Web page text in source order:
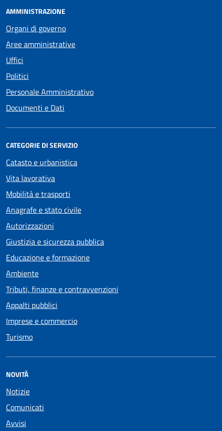
AMMINISTRAZIONE
Organi di governo
Aree amministrative
Uffici
Politici
Personale Amministrativo
Documenti e Dati
CATEGORIE DI SERVIZIO
Catasto e urbanistica
Vita lavorativa
Mobilità e trasporti
Anagrafe e stato civile
Autorizzazioni
Giustizia e sicurezza pubblica
Educazione e formazione
Ambiente
Tributi, finanze e contravvenzioni
Appalti pubblici
Imprese e commercio
Turismo
NOVITÀ
Notizie
Comunicati
Avvisi